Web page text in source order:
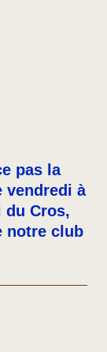
pas la
vendredi à
du Cros,
notre club